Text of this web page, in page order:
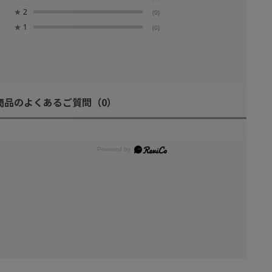
★ 2 (0)
★ 1 (0)
品のよくあるご質問 （0）